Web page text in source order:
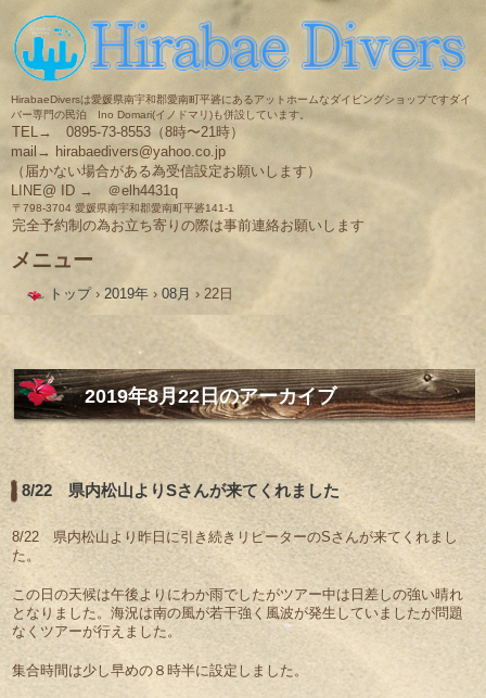
HirabaeDiversは愛媛県南宇和郡愛南町平碆にあるアットホームなダイビングショップですダイ
バー専門の民泊 Ino Domari(イノドマリ)も併設しています。
TEL→ 0895-73-8553（8時〜21時）
mail→ hirabaedivers@yahoo.co.jp
（届かない場合がある為受信設定お願いします）
LINE@ ID → ＠elh4431q
〒798-3704 愛媛県南宇和郡愛南町平碆141-1
完全予約制の為お立ち寄りの際は事前連絡お願いします
メニュー
へ
ス
キ
ッ
プ
トップ › 2019年 › 08月 › 22日
2019年8月22日のアーカイブ
8/22 県内松山よりSさんが来てくれました
8/22 県内松山より昨日に引き続きリピーターのSさんが来てくれまし
た。
この日の天候は午後よりにわか雨でしたがツアー中は日差しの強い晴れ
となりました。海況は南の風が若干強く風波が発生していましたが問題
なくツアーが行えました。
集合時間は少し早めの８時半に設定しました。